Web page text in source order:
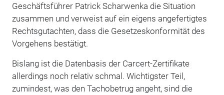
Geschäftsführer Patrick Scharwenka die Situation
zusammen und verweist auf ein eigens angefertigtes
Rechtsgutachten, dass die Gesetzeskonformität des
Vorgehens bestätigt.
Bislang ist die Datenbasis der Carcert-Zertifikate
allerdings noch relativ schmal. Wichtigster Teil,
zumindest, was den Tachobetrug angeht, sind die